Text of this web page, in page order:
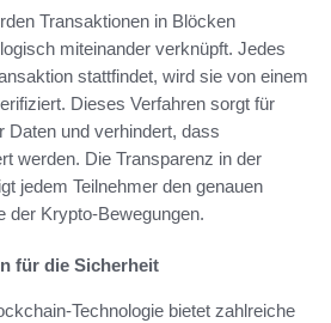
Transaktionen in Blöcken
miteinander verknüpft. Jedes
stattfindet, wird sie von einem
Dieses Verfahren sorgt für
Daten und verhindert, dass
werden. Die Transparenz in der
jedem Teilnehmer den genauen
der Krypto-Bewegungen.
für die Sicherheit
Technologie bietet zahlreiche